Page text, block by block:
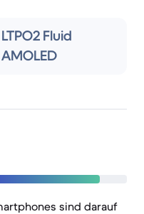
LTPO2 Fluid
AMOLED
sind darauf